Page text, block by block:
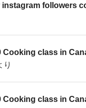
instagram followers
Cooking class in
Cooking class in